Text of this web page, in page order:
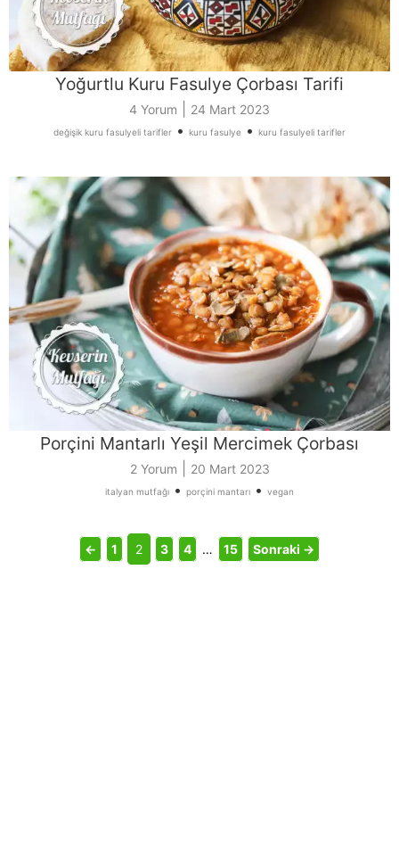
Yoğurtlu Kuru Fasulye Çorbası Tarifi
4 Yorum 24 Mart 2023
değişik kuru fasulyeli tarifler • kuru fasulye • kuru fasulyeli tarifler
Porçini Mantarlı Yeşil Mercimek Çorbası
2 Yorum 20 Mart 2023
italyan mutfağı • porçini mantarı • vegan
← 1 2 3 4 … 15 Sonraki →